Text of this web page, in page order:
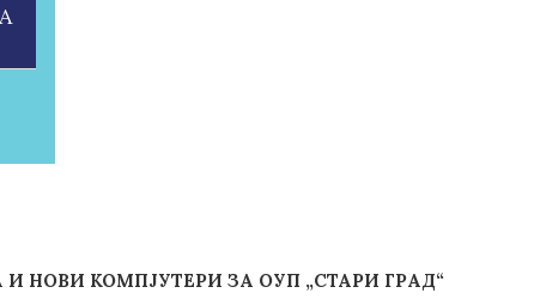
НОВИ КОМПЈУТЕРИ ЗА ОУП „СТАРИ ГРАД“